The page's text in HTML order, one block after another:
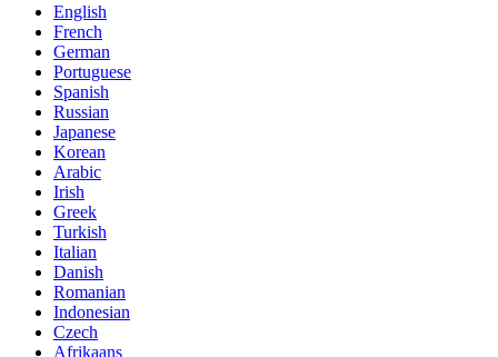
English
French
German
Portuguese
Spanish
Russian
Japanese
Korean
Arabic
Irish
Greek
Turkish
Italian
Danish
Romanian
Indonesian
Czech
Afrikaans